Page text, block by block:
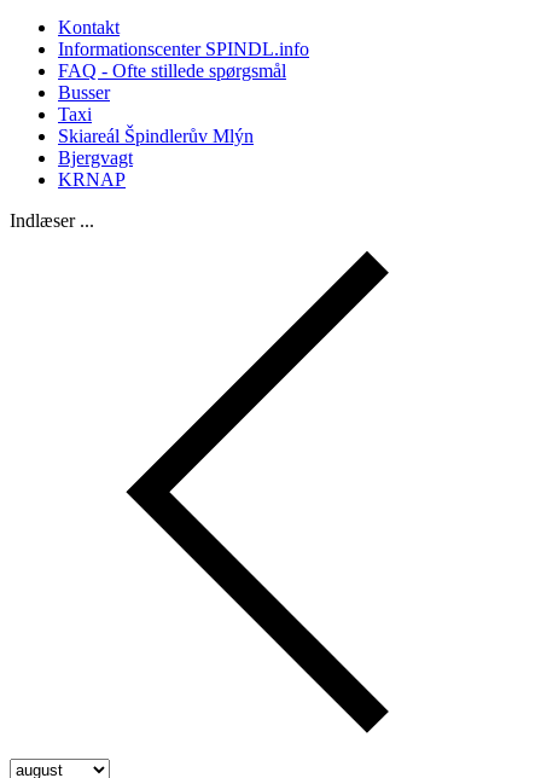
Kontakt
Informationscenter SPINDL.info
FAQ - Ofte stillede spørgsmål
Busser
Taxi
Skiareál Špindlerův Mlýn
Bjergvagt
KRNAP
Indlæser ...